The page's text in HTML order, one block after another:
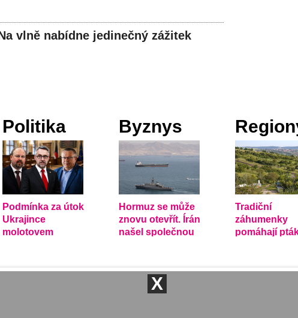
vlně nabídne jedinečný zážitek
Politika
Podmínka za útok
Ukrajince
molotovem
Byznys
Hormuz se může
znovu otevřít. Írán
našel společnou
Tradiční
záhumenky
pomáhají
X